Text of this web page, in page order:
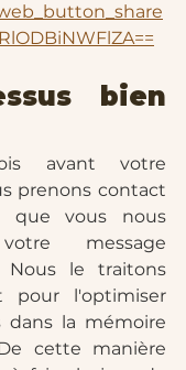
bien
avant votre
prenons contact
que vous nous
message
Nous le traitons
pour l'optimiser
la mémoire
cette manière